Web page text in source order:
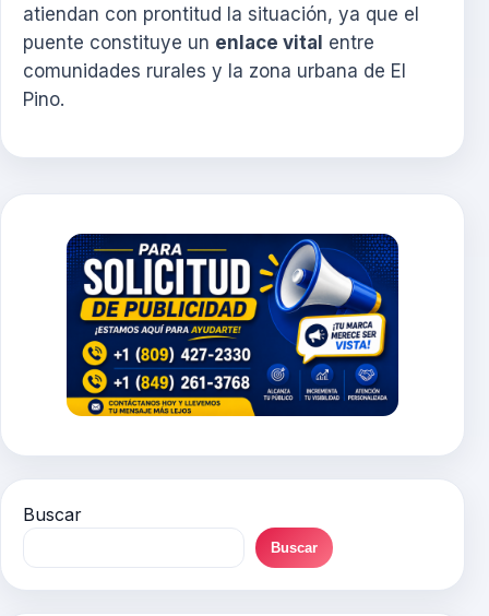
atiendan con prontitud la situación, ya que el
puente constituye un enlace vital entre
comunidades rurales y la zona urbana de El
Pino.
Buscar
Buscar